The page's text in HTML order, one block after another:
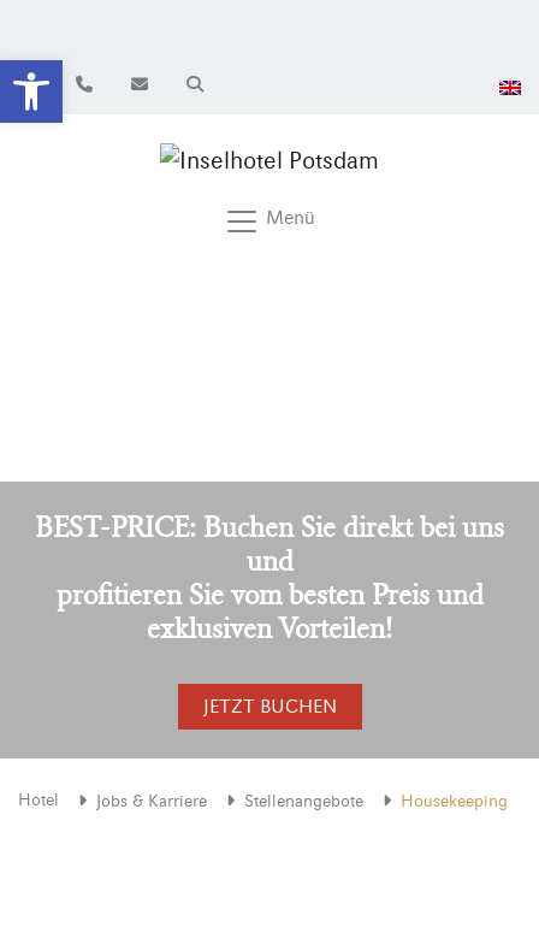
Werkzeugleiste öffnen
Menü
BEST-PRICE: Buchen Sie direkt bei uns
und
profitieren Sie vom besten Preis und
exklusiven Vorteilen!
JETZT BUCHEN
Hotel Jobs & Karriere Stellenangebote Housekeeping